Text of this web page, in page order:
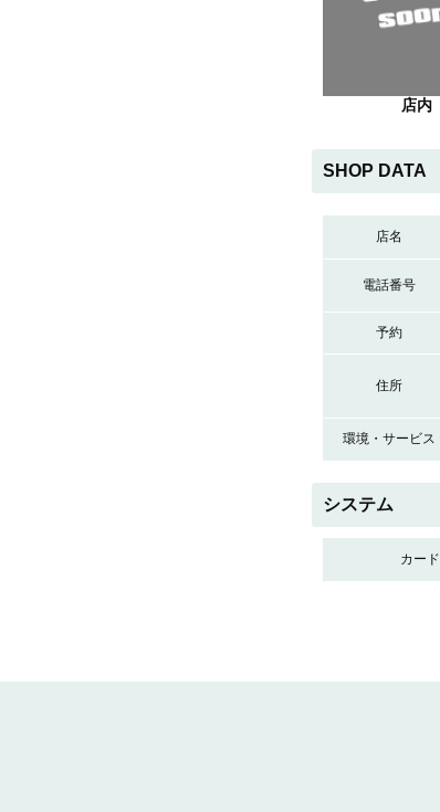
店内
SHOP DATA
店名
電話番号
予約
住所
環境・サービス
システム
カード